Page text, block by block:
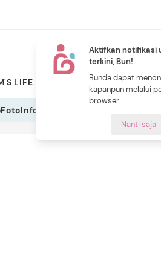
Aktifkan notifikasi
terkini, Bun!
Bunda dapat
kapanpun melalui
browser.
Nanti saja
LIFE PILIHAN BUNDA
NEW
FotoInfografis